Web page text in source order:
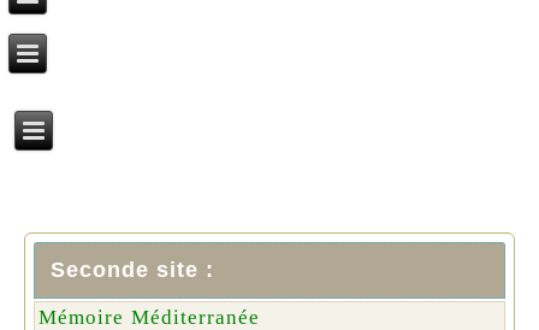
Seconde site :
Mémoire Méditerranée